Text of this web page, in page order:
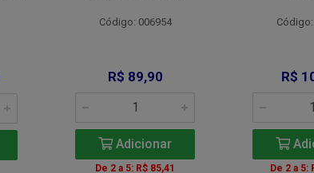
Código: 006954
R$ 89,90
Adicionar
De 2 a 5: R$ 85,41
R$
De 2 a 5: